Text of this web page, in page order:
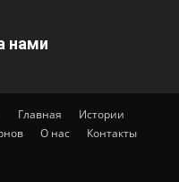
нами
Главная
Истории
О нас Контакты